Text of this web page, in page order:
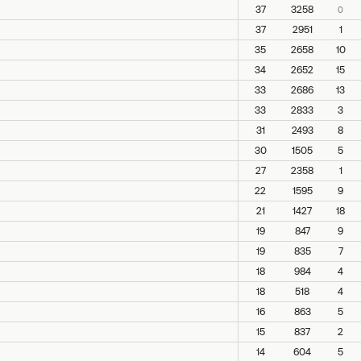
37 3258 0
37 2951
1
35
2658
10
34
2652
15
33
2686
13
33
2833
3
31
2493
8
30
1505
5
27
2358
1
22
1595
9
21
1427
18
19
847
9
19
835
7
18
984
4
18
518
4
16
863
5
15
837
2
14
604 5